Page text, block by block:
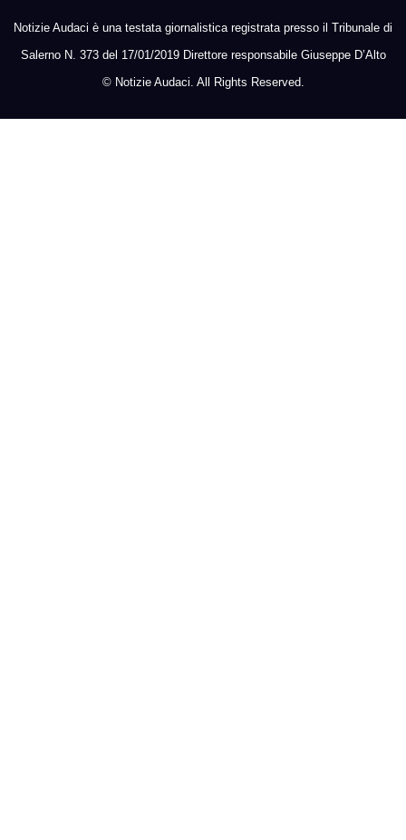
Notizie Audaci è una testata giornalistica registrata presso il Tribunale di
Salerno N. 373 del 17/01/2019 Direttore responsabile Giuseppe D’Alto
© Notizie Audaci. All Rights Reserved.